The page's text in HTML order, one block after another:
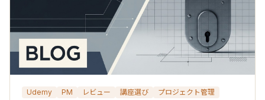
Udemy PM レビュー 講座選び プロジェクト管理